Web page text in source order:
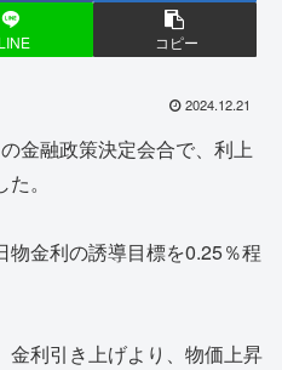
LINE コピー
2024.12.21
金融政策決定会合で、利上
。
金利の誘導目標を0.25％程
金利引き上げより、物価上昇